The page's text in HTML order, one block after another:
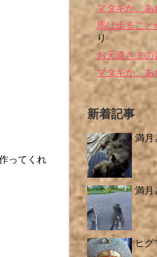
ってくれ
マタギか、あ
馬は走るこ
り
お天道さまの
マタギか、あ
新着記事
満月
満月
ヒグ